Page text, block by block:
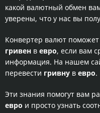
какой валютный обмен
уверены, что у нас вы
Конвертер валют поможет
гривен в евро, если вам
информация. На нашем
перевести гривну в евро.
Эти знания помогут вам
евро и просто узнать